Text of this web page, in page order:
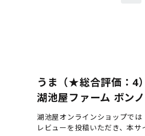
うま（★総合評価：4）
湖池屋ファーム ボン
湖池屋オンラインショップで
レビューを投稿いただき、本